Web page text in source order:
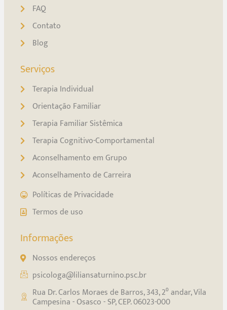
FAQ
Contato
Blog
Serviços
Terapia Individual
Orientação Familiar
Terapia Familiar Sistêmica
Terapia Cognitivo-Comportamental
Aconselhamento em Grupo
Aconselhamento de Carreira
Políticas de Privacidade
Termos de uso
Informações
Nossos endereços
psicologa@liliansaturnino.psc.br
Rua Dr. Carlos Moraes de Barros, 343, 2⁰ andar, Vila
Campesina - Osasco - SP, CEP. 06023-000